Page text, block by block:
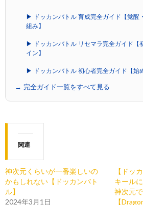
▶ ドッカンバトル 育成完全ガイド【覚醒
組み】
▶ ドッカンバトル リセマラ完全ガイド【
イン】
▶ ドッカンバトル 初心者完全ガイド【始
→ 完全ガイド一覧をすべて見る
関連
神次元くらいが一番楽しいの
かもしれない【ドッカンバト
ル】
2024年3月1日
【ドッ
キール
神次元
【